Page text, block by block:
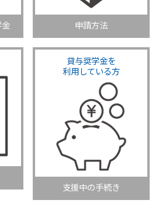
申請方法
貸与奨学金を
利用している方
支援中の手続き